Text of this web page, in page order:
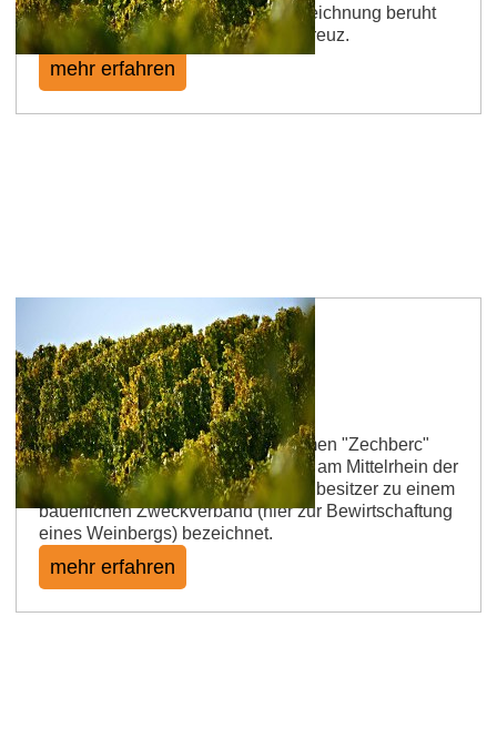
urkundlich erwähnt. Die Lagenbezeichnung beruht
sich auf ein Wegkreuz bzw. Lahrskreuz.
mehr erfahren
Framersheimer Zechberg
Die Lage wurde 1303 mit dem Namen "Zechberc"
urkundlich erwähnt. Mit Zeche wird am Mittelrhein der
Zusammenschluss mehrerer Grundbesitzer zu einem
bäuerlichen Zweckverband (hier zur Bewirtschaftung
eines Weinbergs) bezeichnet.
mehr erfahren